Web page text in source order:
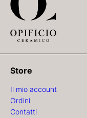
Store
Il mio account
Ordini
Contatti